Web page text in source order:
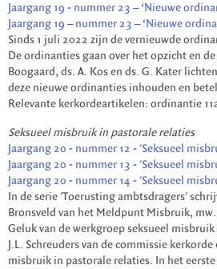
Jaargang 19 - nummer 23 – ‘Nieuwe
Jaargang 19 – nummer 23 – ‘Nieuwe
Sinds 1 juli 2022 zijn de vernieuwde
De ordinanties gaan over het opzicht en
Boogaard, ds. A. Kos en ds. G. Kater
deze nieuwe ordinanties inhouden en
Relevante kerkordeartikelen: ordinantie
Seksueel misbruik in pastorale relaties
Jaargang 20 - nummer 12 - 'Seksueel
Jaargang 20 - nummer 13 - 'Seksueel
Jaargang 20 - nummer 14 - 'Seksueel
In de serie 'Toerusting ambtsdragers'
Bronsveld van het Meldpunt Misbruik,
Geluk van de werkgroep seksueel
J.L. Schreuders van de commissie
misbruik in pastorale relaties. In het